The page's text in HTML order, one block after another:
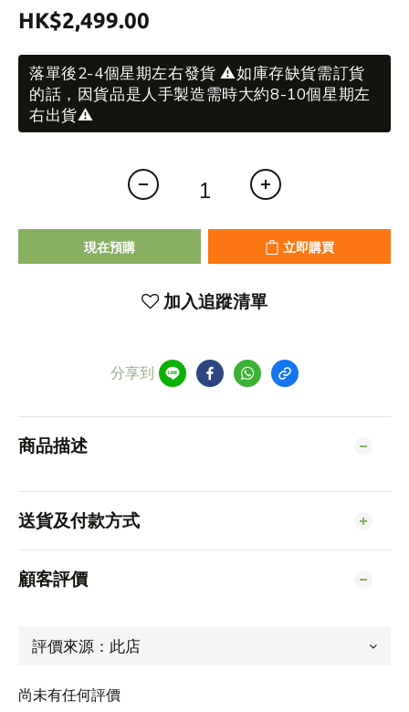
HK$2,499.00
落單後2-4個星期左右發貨 ⚠️如庫存缺貨需訂貨
的話，因貨品是人手製造需時大約8-10個星期左
右出貨⚠️
現在預購 立即購買
加入追蹤清單
分享到
商品描述
送貨及付款方式
顧客評價
尚未有任何評價